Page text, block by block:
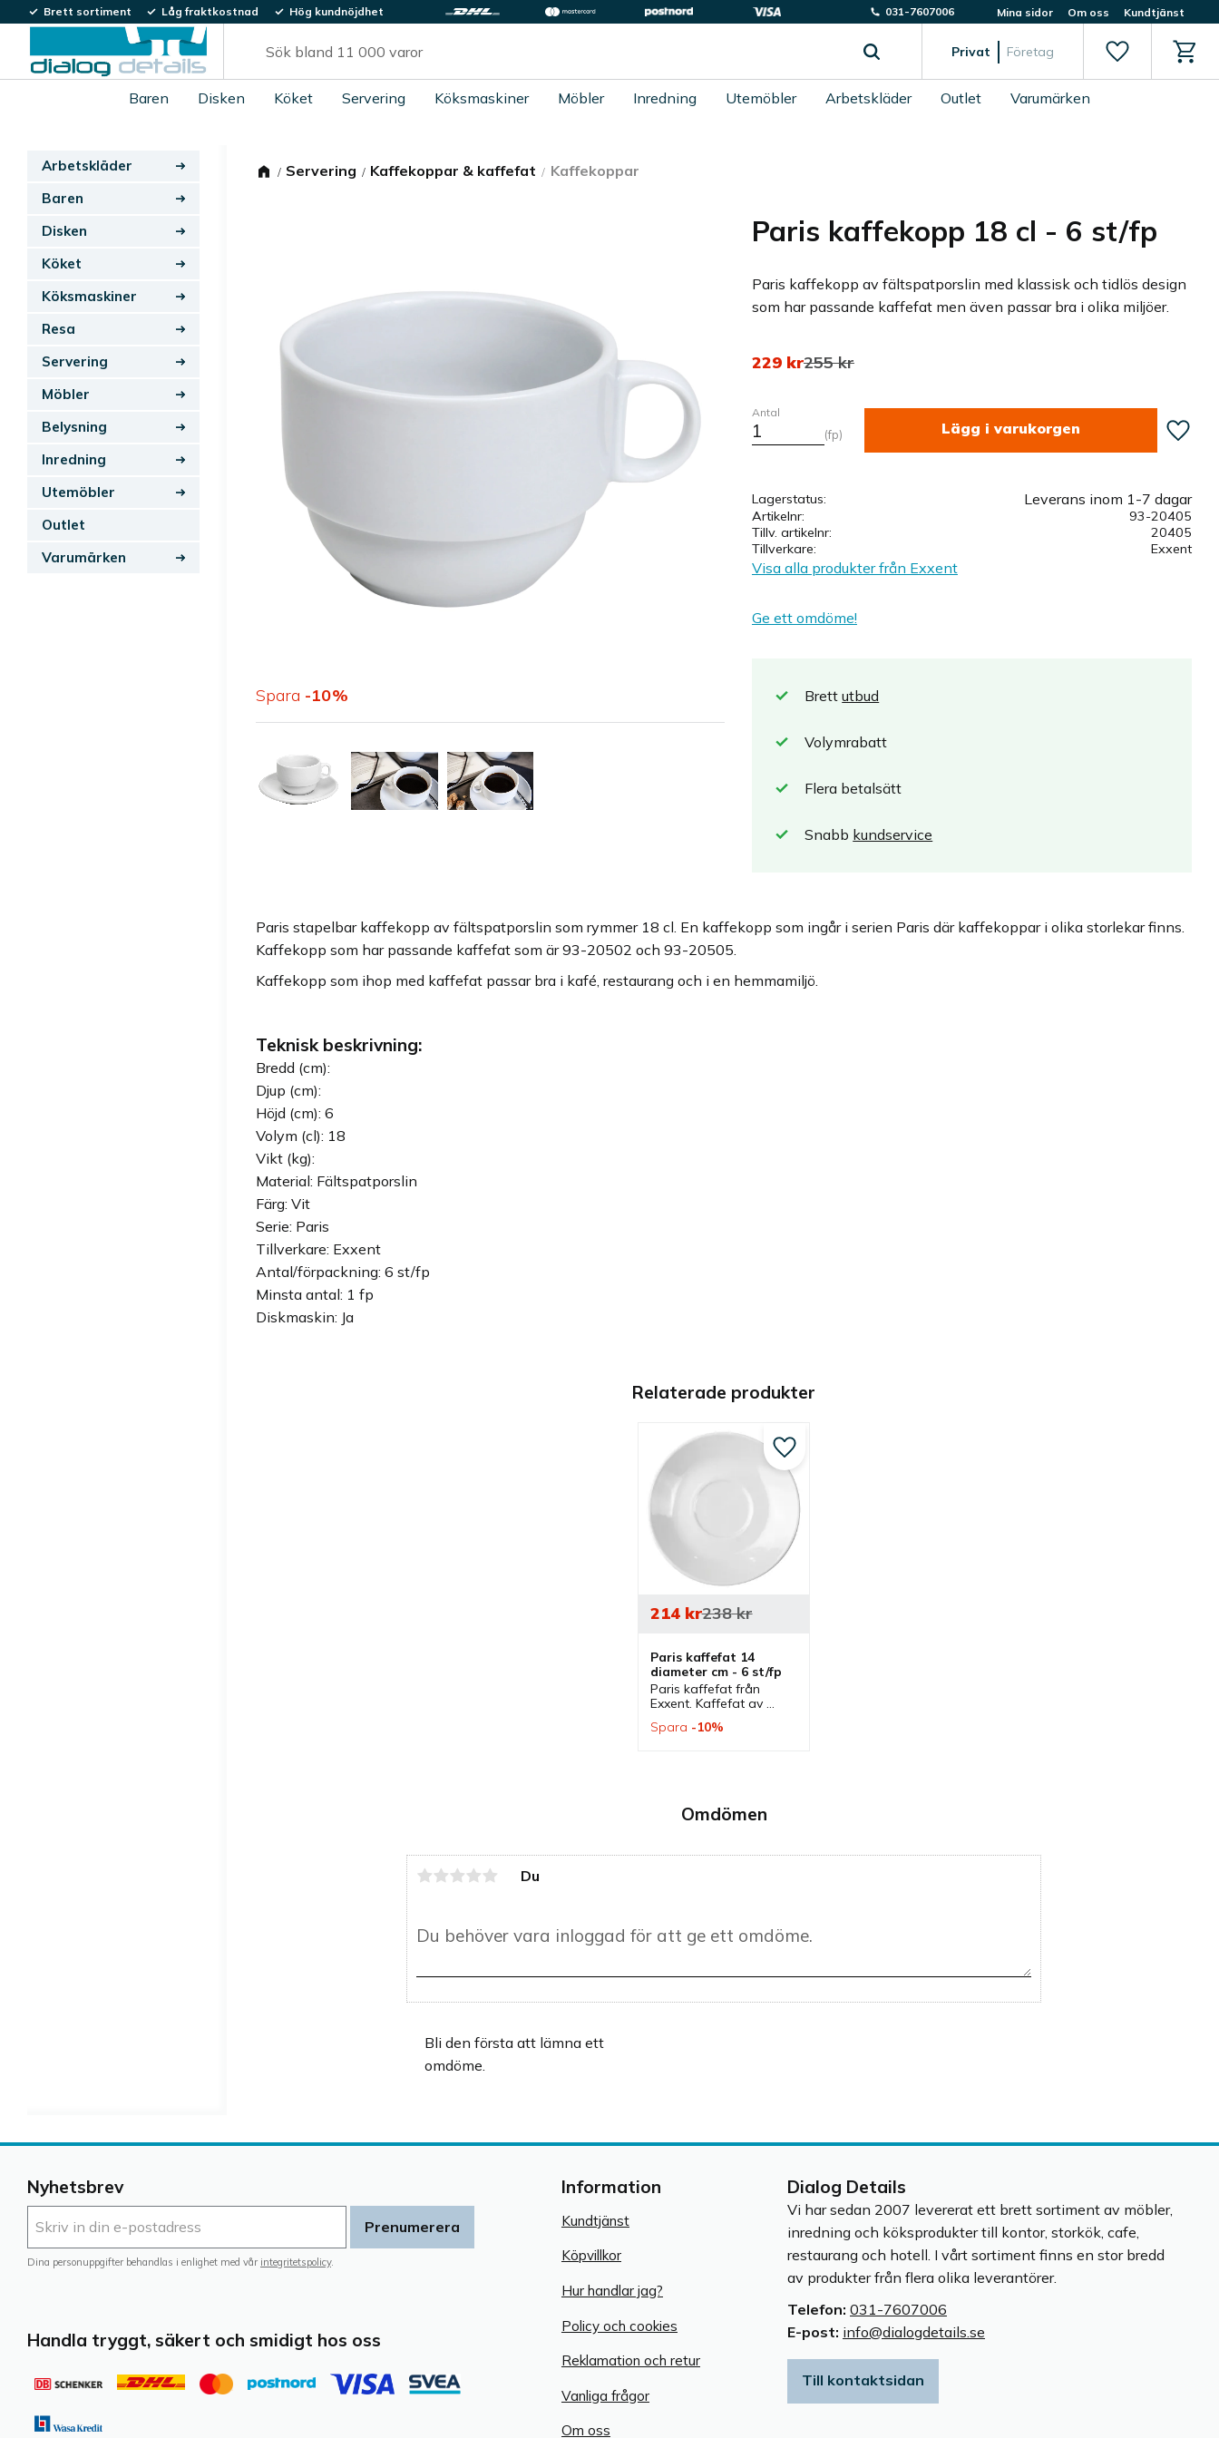
Brett sortiment Låg fraktkostnad Hög kundnöjdhet 031-7607006 Mina sidor Om oss Kundtjänst
Privat Företag Favoriter
Baren Disken Köket Servering Köksmaskiner Möbler Inredning Utemöbler Arbetskläder Outlet Varumärken
Servering Kaffekoppar & kaffefat Kaffekoppar
Paris kaffekopp 18 cl - 6 st/fp
Paris kaffekopp av fältspatporslin med klassisk och tidlös design
som har passande kaffefat men även passar bra i olika miljöer.
Spara 10%
Nedsatt pris:
229krOrdinarie pris:
255kr
Antal
fp Lägg
Lagerstatus Leverans inom 1-7 dagar
Artikelnr
93-20405
Tillv. artikelnr
20405
Tillverkare
Exxent
Visa alla produkter från Exxent
Ge ett omdöme!
Brettutbud
Volymrabatt
Flera betalsätt
Snabb kundservice
Paris stapelbar kaffekopp av fältspatporslin som rymmer 18 cl. En kaffekopp som ingår i serien Paris där kaffekoppar i olika storlekar finns.
Kaffekopp som har passande kaffefat som är 93-20502 och 93-20505.
Kaffekopp som ihop med kaffefat passar bra i kafé, restaurang och i en hemmamiljö.
Teknisk beskrivning:
Bredd (cm):
Djup (cm):
Höjd (cm): 6
Volym (cl): 18
Vikt (kg):
Material: Fältspatporslin
Färg: Vit
Serie: Paris
Tillverkare: Exxent
Antal/förpackning: 6 st/fp
Minsta antal: 1 fp
Diskmaskin: Ja
Omdömen
Du
Bli den första att lämna ett
omdöme.
Relaterade produkter
Paris kaffefat 14
diameter cm - 6 st/fp
Paris kaffefat från
Exxent. Kaffefat av
klassisk och tidlös
214kr238kr
Spara 10%
Lägg till i favoriter
Arbetskläder
Baren
Disken
Köket
Köksmaskiner
Resa
Servering
Möbler
Belysning
Inredning
Utemöbler
Outlet
Varumärken
Nyhetsbrev
Prenumerera
Dina personuppgifter behandlas i enlighet med vår integritetspolicy.
Handla tryggt, säkert och smidigt hos oss
Information
Kundtjänst
Köpvillkor
Hur handlar jag?
Policy och cookies
Reklamation och retur
Vanliga frågor
Om oss
Dialog Details
Vi har sedan 2007 levererat ett brett sortiment av möbler,
inredning och köksprodukter till kontor, storkök, cafe,
restaurang och hotell. I vårt sortiment finns en stor bredd
av produkter från flera olika leverantörer.
Telefon: 031-7607006
E-post: info@dialogdetails.se
Till kontaktsidan